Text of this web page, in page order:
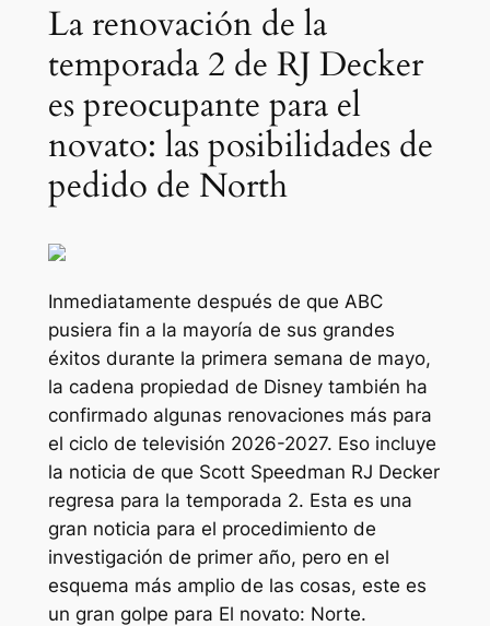
La renovación de la
temporada 2 de RJ Decker
es preocupante para el
novato: las posibilidades de
pedido de North
Inmediatamente después de que ABC
pusiera fin a la mayoría de sus grandes
éxitos durante la primera semana de mayo,
la cadena propiedad de Disney también ha
confirmado algunas renovaciones más para
el ciclo de televisión 2026-2027. Eso incluye
la noticia de que Scott Speedman RJ Decker
regresa para la temporada 2. Esta es una
gran noticia para el procedimiento de
investigación de primer año, pero en el
esquema más amplio de las cosas, este es
un gran golpe para El novato: Norte.